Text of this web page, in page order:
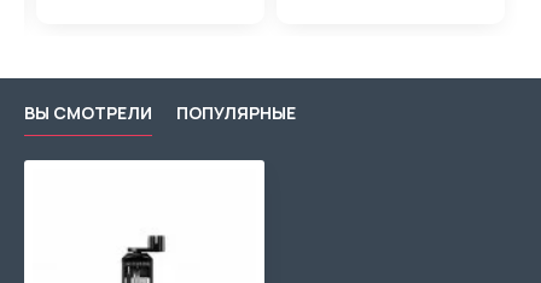
ВЫ СМОТРЕЛИ ПОПУЛЯРНЫЕ